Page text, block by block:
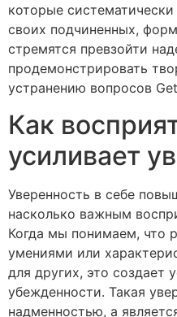
которые
своих подчиненных,
стремятся превзойти
продемонстрировать
устранению вопросов
Как
усиливает
Уверенность в себе
насколько важным
Когда мы понимаем, что
умениями или
для других, это создает
убежденности. Такая
надменностью, а